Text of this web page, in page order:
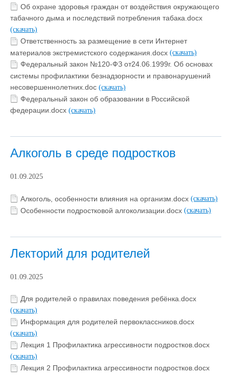
Об охране здоровья граждан от воздействия окружающего
табачного дыма и последствий потребления табака.docx
(скачать)
Ответственность за размещение в сети Интернет
материалов экстремистского содержания.docx (скачать)
Федеральный закон №120-ФЗ от24.06.1999г. Об основах
системы профилактики безнадзорности и правонарушений
несовершеннолетних.doc (скачать)
Федеральный закон об образовании в Российской
федерации.docx (скачать)
Алкоголь в среде подростков
01.09.2025
Алкоголь, особенности влияния на организм.docx (скачать)
Особенности подростковой алгоколизации.docx (скачать)
Лекторий для родителей
01.09.2025
Для родителей о правилах поведения ребёнка.docx
(скачать)
Информация для родителей первоклассников.docx
(скачать)
Лекция 1 Профилактика агрессивности подростков.docx
(скачать)
Лекция 2 Профилактика агрессивности подростков.docx